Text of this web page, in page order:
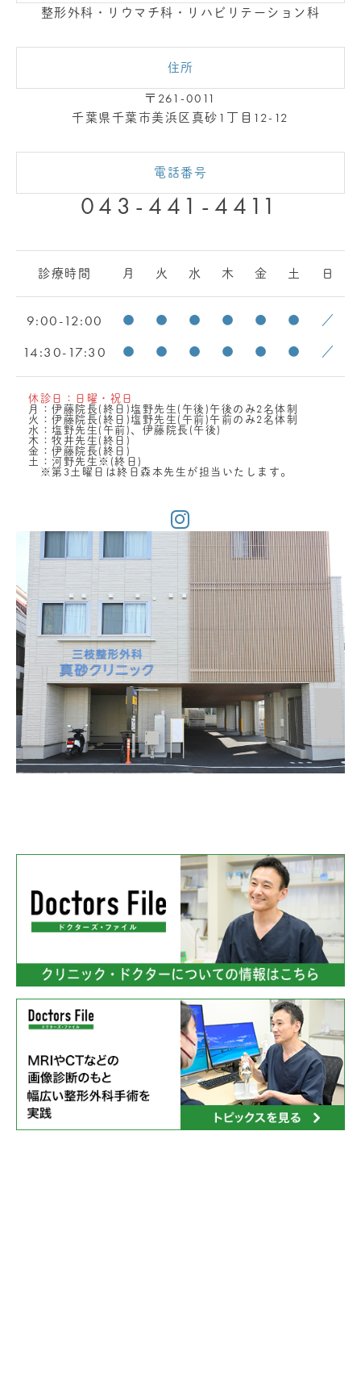
整形外科・リウマチ科・リハビリテーション科
住所
〒261-0011
千葉県千葉市美浜区真砂1丁目12-12
電話番号
043-441-4411
診療時間 月 火 水 木 金 土 日
9:00-12:00 ● ● ● ● ● ● ／
14:30-17:30 ● ● ● ● ● ● ／
休診日：日曜・祝日
月：伊藤院長(終日)塩野先生(午後)午後のみ2名体制
火：伊藤院長(終日)塩野先生(午前)午前のみ2名体制
水：塩野先生(午前)、伊藤院長(午後)
木：牧井先生(終日)
金：伊藤院長(終日)
土：河野先生※(終日)
※第3土曜日は終日森本先生が担当いたします。